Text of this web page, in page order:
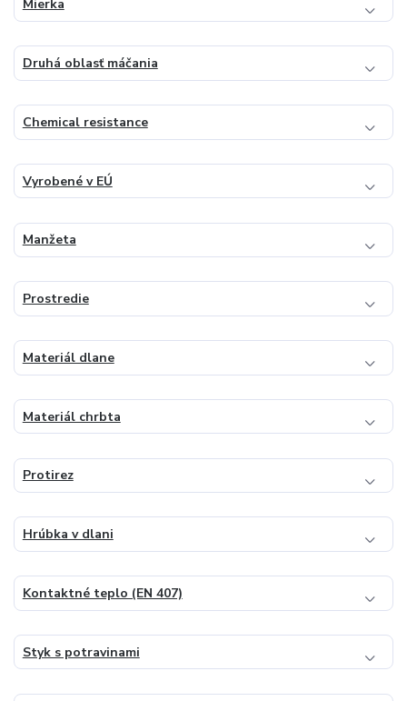
Mierka
Druhá oblasť máčania
Chemical resistance
Vyrobené v EÚ
Manžeta
Prostredie
Materiál dlane
Materiál chrbta
Protirez
Hrúbka v dlani
Kontaktné teplo (EN 407)
Styk s potravinami